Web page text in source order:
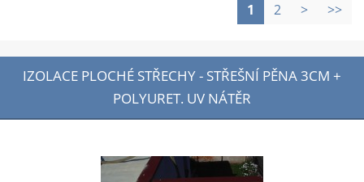
1 2 > >>
IZOLACE PLOCHÉ STŘECHY - STŘEŠNÍ PĚNA 3CM +
POLYURET. UV NÁTĚR